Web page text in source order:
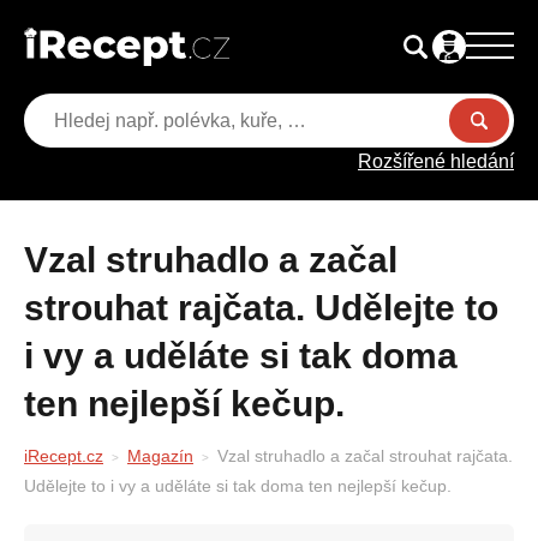
Rozšířené hledání
Vzal struhadlo a začal
strouhat rajčata. Udělejte to
i vy a uděláte si tak doma
ten nejlepší kečup.
iRecept.cz Magazín
Vzal struhadlo a začal strouhat rajčata.
Udělejte to i vy a uděláte si tak doma ten nejlepší kečup.